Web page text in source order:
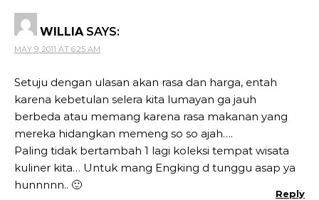
WILLIA SAYS:
MAY 9, 2011 AT 6:25 AM
Setuju dengan ulasan akan rasa dan harga, entah
karena kebetulan selera kita lumayan ga jauh
berbeda atau memang karena rasa makanan yang
mereka hidangkan memeng so so ajah….
Paling tidak bertambah 1 lagi koleksi tempat wisata
kuliner kita… Untuk mang Engking d tunggu asap ya
hunnnnn.. 🙂
Reply